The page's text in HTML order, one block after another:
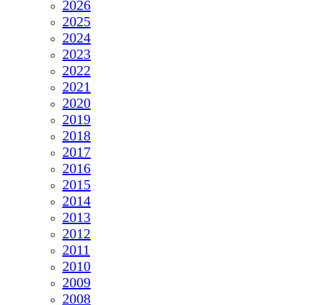
2026
2025
2024
2023
2022
2021
2020
2019
2018
2017
2016
2015
2014
2013
2012
2011
2010
2009
2008